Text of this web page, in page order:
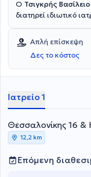
Ο Τσιγκρής
διατηρεί ιδιωτικό
Πανεπιστημίου
Αφροδισιολογία στο
Διαθέτει ιδιαίτερη
κονδυλώματα και
Δερματολογικής και
Απλή επίσκεψη
Δες το κόστος
Ιατρείο 1
Θεσσαλονίκης 16 &
12,2 km
Επόμενη